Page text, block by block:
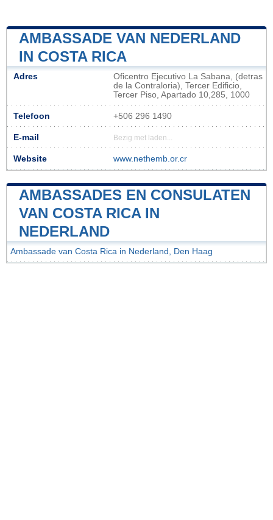
AMBASSADE VAN NEDERLAND
IN COSTA RICA
Adres
Oficentro Ejecutivo La Sabana, (detras
de la Contraloria), Tercer Edificio,
Tercer Piso, Apartado 10,285, 1000
Telefoon +506 296 1490
E-mail Bezig met laden...
Website www.nethemb.or.cr
AMBASSADES EN CONSULATEN
VAN COSTA RICA IN
NEDERLAND
Ambassade van Costa Rica in Nederland, Den Haag